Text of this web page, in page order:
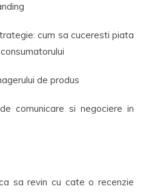
cum sa cuceresti piata
de produs
comunicare si negociere in
sa revin cu cate o recenzie